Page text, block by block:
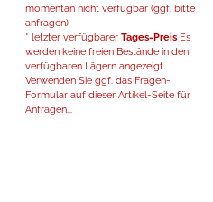
momentan nicht verfügbar (ggf. bitte
anfragen)
* letzter verfügbarer Tages-Preis Es
werden keine freien Bestände in den
verfügbaren Lägern angezeigt.
Verwenden Sie ggf. das Fragen-
Formular auf dieser Artikel-Seite für
Anfragen...